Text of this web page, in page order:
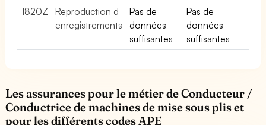
1820Z
Reproduction d
enregistrements
Pas de
données
suffisantes
Pas de
données
suffisantes
Les assurances pour le métier de Conducteur /
Conductrice de machines de mise sous plis et
pour les différents codes APE